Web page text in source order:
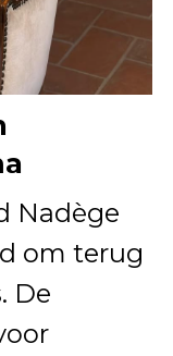
Nadège
om terug
De